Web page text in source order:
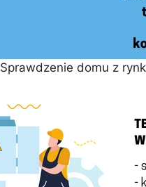
Sprawdzenie domu z